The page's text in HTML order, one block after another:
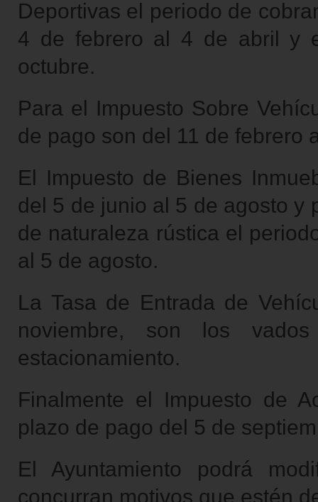
Deportivas el periodo de
4 de febrero al 4 de abril y
octubre.
Para el Impuesto Sobre
de pago son del 11 de febrero
El Impuesto de Bienes
del 5 de junio al 5 de agosto y
de naturaleza rústica el
al 5 de agosto.
La Tasa de Entrada de
noviembre, son los
estacionamiento.
Finalmente el Impuesto de
plazo de pago del 5 de
El Ayuntamiento podrá
concurran motivos que estén